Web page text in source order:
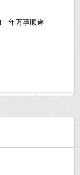
年万事顺遂